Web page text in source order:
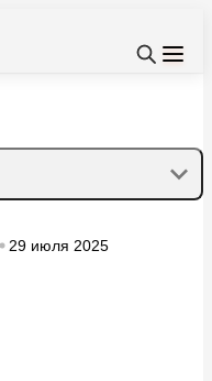
спрос
29 июля 2025